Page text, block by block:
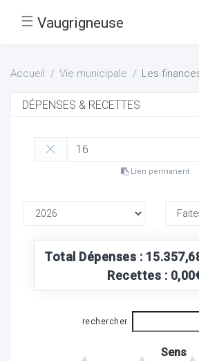
☰ Vaugrigneuse
Accueil Vie municipale Les
Lien permanent
Total Dépenses :
Recettes :
rechercher
Sens